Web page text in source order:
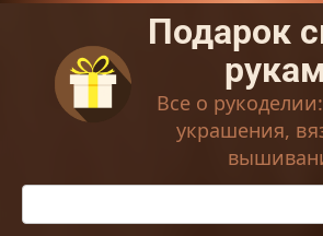
Перейти
контенту
Подарок
Все о
украшения,
Поиск: